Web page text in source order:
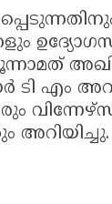
ടി എം
അറിയിച്ചു.